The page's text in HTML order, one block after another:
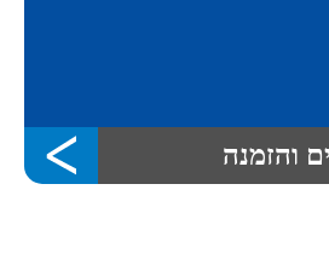
והזמנה